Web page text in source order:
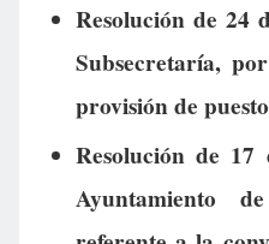
Resolución de 24
Subsecretaría,
provisión de
Resolución de
Ayuntamiento